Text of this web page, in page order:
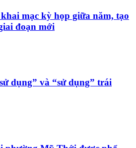
mạc kỳ họp giữa năm, tạo
đoạn mới
dụng” và “sử dụng” trái